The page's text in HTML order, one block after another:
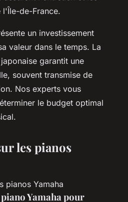
l'Île-de-France.
un investissement
valeur dans le temps. La
japonaise garantit une
souvent transmise de
Nos experts vous
le budget optimal
les pianos
Yamaha pour